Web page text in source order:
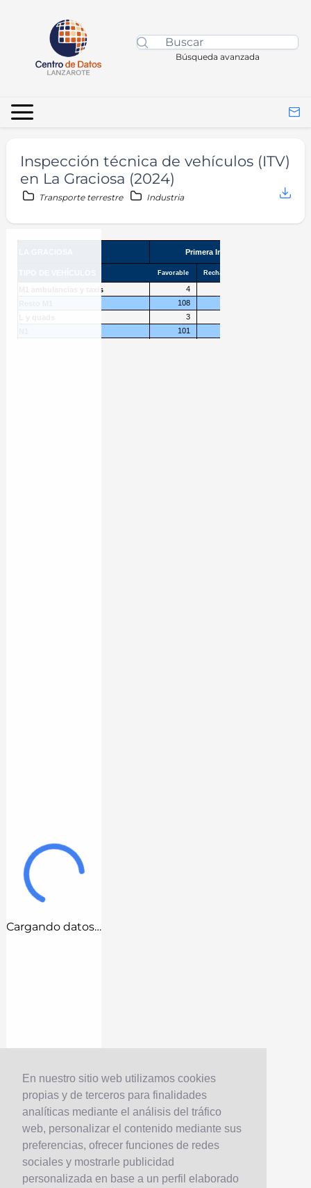
En nuestro sitio web utilizamos cookies
propias y de terceros para finalidades
analíticas mediante el análisis del tráfico
web, personalizar el contenido mediante sus
preferencias, ofrecer funciones de redes
sociales y mostrarle publicidad
personalizada en base a un perfil elaborado
Búsqueda avanzada
Inspección técnica de vehículos (ITV)
en La Graciosa (2024)
Transporte terrestre Industria
Cargando datos…